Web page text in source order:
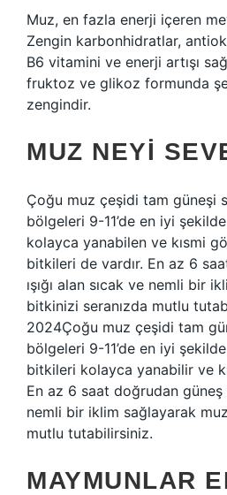
Muz, en fazla enerji içeren
Zengin karbonhidratlar,
B6 vitamini ve enerji artışı
fruktoz ve glikoz formunda
zengindir.
MUZ NEYI
Çoğu muz çeşidi tam güneşi
bölgeleri 9-11’de en iyi
kolayca yanabilen ve kısmi
bitkileri de vardır. En az 6
ışığı alan sıcak ve nemli bir
bitkinizi seranızda mutlu
2024Çoğu muz çeşidi tam
bölgeleri 9-11’de en iyi
bitkileri kolayca yanabilir ve
En az 6 saat doğrudan güneş
nemli bir iklim sağlayarak
mutlu tutabilirsiniz.
MAYMUNLAR